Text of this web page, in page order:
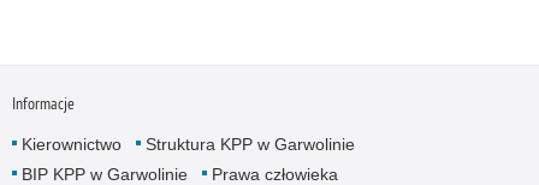
Informacje
Kierownictwo
Struktura KPP w Garwolinie
BIP KPP w Garwolinie
Prawa człowieka